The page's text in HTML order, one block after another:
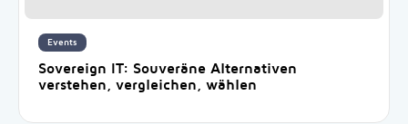
Events
Sovereign IT: Souveräne Alternativen
verstehen, vergleichen, wählen